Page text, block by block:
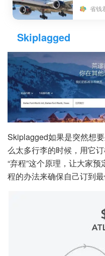
省钱
Skiplagged
Skiplagged如果是突然想
么太多行李的时候，用它
“弃程”这个原理，让大家
程的办法来确保自己订到最